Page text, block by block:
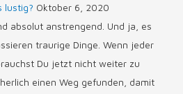
lustig? Oktober 6, 2020
absolut anstrengend. Und ja, es
traurige Dinge. Wenn jeder
Du jetzt nicht weiter zu
einen Weg gefunden, damit